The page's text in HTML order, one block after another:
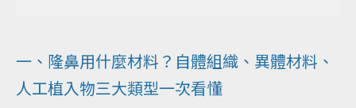
一、隆鼻用什麼材料？自體組織、異體材料、
人工植入物三大類型一次看懂